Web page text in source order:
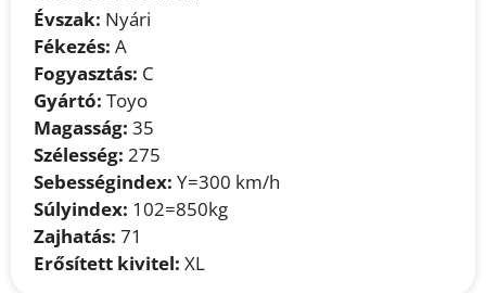
Évszak: Nyári
Fékezés: A
Fogyasztás: C
Gyártó: Toyo
Magasság: 35
Szélesség: 275
Sebességindex: Y=300 km/h
Súlyindex: 102=850kg
Zajhatás: 71
Erősített kivitel: XL